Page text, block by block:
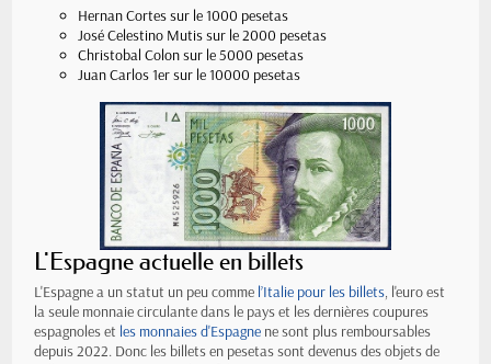
Hernan Cortes sur le 1000 pesetas
José Celestino Mutis sur le 2000 pesetas
Christobal Colon sur le 5000 pesetas
Juan Carlos 1er sur le 10000 pesetas
L'Espagne actuelle en billets
L'Espagne a un statut un peu comme l’Italie pour les billets, l'euro est
la seule monnaie circulante dans le pays et les dernières coupures
espagnoles et les monnaies d'Espagne ne sont plus remboursables
depuis 2022. Donc les billets en pesetas sont devenus des objets de